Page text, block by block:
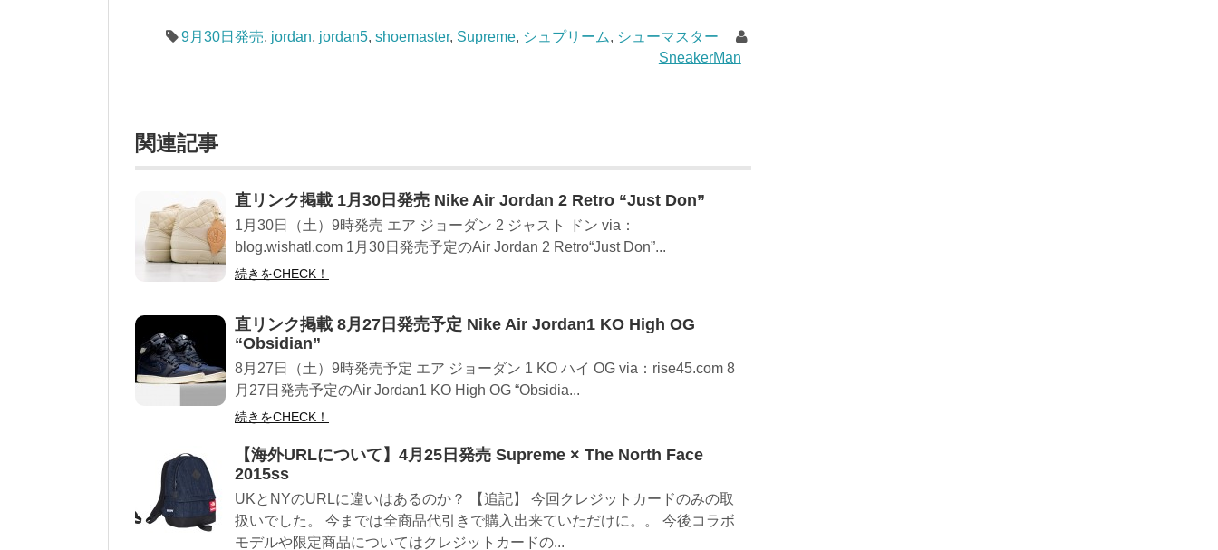
9月30日発売, jordan, jordan5,shoemaster, Supreme, シュプリーム, シューマスター
SneakerMan
関連記事
直リンク掲載 1月30日発売 Nike Air Jordan 2 Retro “Just Don”
1月30日（土）9時発売 エア ジョーダン 2 ジャスト ドン via：
blog.wishatl.com 1月30日発売予定のAir Jordan 2 Retro“Just Don”...
続きをCHECK！
直リンク掲載 8月27日発売予定 Nike Air Jordan1 KO High OG
“Obsidian”
8月27日（土）9時発売予定 エア ジョーダン 1 KO ハイ OG via：rise45.com 8
月27日発売予定のAir Jordan1 KO High OG “Obsidia...
続きをCHECK！
【海外URLについて】4月25日発売 Supreme × The North Face
2015ss
UKとNYのURLに違いはあるのか？ 【追記】 今回クレジットカードのみの取
扱いでした。 今までは全商品代引きで購入出来ていただけに。。 今後コラボ
モデルや限定商品についてはクレジットカードの...